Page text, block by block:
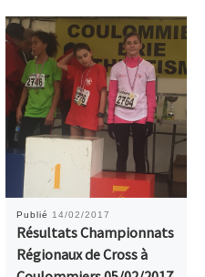
Publié 14/02/2017
Résultats Championnats
Régionaux de Cross à